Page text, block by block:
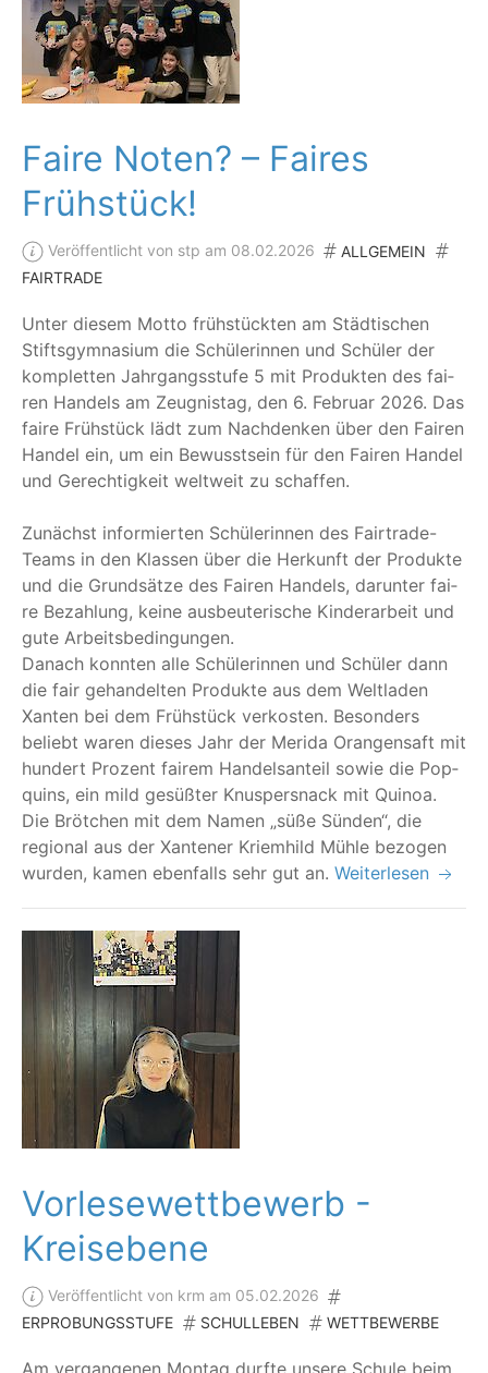
Faire Noten? – Faires
Frühstück!
Veröffentlicht von stp am 08.02.2026
ALLGEMEIN
FAIRTRADE
Unter die­sem Mot­to früh­stück­ten am Städ­ti­schen
Stifts­gym­na­si­um die Schü­le­rin­nen und Schü­ler der
kom­plet­ten Jahr­gangs­stu­fe 5 mit Pro­duk­ten des fai­
ren Han­dels am Zeug­nis­tag, den 6. Febru­ar 2026. Das
fai­re Früh­stück lädt zum Nach­den­ken über den Fai­ren
Han­del ein, um ein Bewusst­sein für den Fai­ren Han­del
und Gerech­tig­keit welt­weit zu schaf­fen.
Zunächst infor­mier­ten Schü­le­rin­nen des Fair­­tra­de-
Teams in den Klas­sen über die Her­kunft der Pro­duk­te
und die Grund­sät­ze des Fai­ren Han­dels, dar­un­ter fai­
re Bezah­lung, kei­ne aus­beu­te­ri­sche Kin­der­ar­beit und
gute Arbeits­be­din­gun­gen.
Danach konn­ten alle Schü­le­rin­nen und Schü­ler dann
die fair gehan­del­ten Pro­duk­te aus dem Welt­la­den
Xan­ten bei dem Früh­stück ver­kos­ten. Beson­ders
beliebt waren die­ses Jahr der Meri­da Oran­gen­saft mit
hun­dert Pro­zent fai­rem Han­dels­an­teil sowie die Pop­
quins, ein mild gesüß­ter Knus­pers­nack mit Qui­noa.
Die Bröt­chen mit dem Namen „süße Sün­den“, die
regio­nal aus der Xan­te­ner Kriem­hild Müh­le bezo­gen
wur­den, kamen eben­falls sehr gut an. Weiterlesen
Vorlesewettbewerb -
Kreisebene
Veröffentlicht von krm am 05.02.2026
ERPROBUNGSSTUFE
SCHULLEBEN WETTBEWERBE